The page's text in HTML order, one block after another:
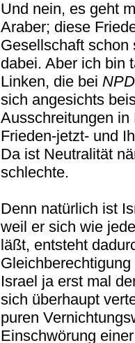
Und nein, es geht
Araber; diese
Gesellschaft schon
dabei. Aber ich bin
Linken, die bei
sich angesichts
Ausschreitungen
Frieden-jetzt- und
Da ist Neutralität
schlechte.
Denn natürlich ist
weil er sich wie
läßt, entsteht
Israel ja erst mal
sich überhaupt
puren
Einschwörung